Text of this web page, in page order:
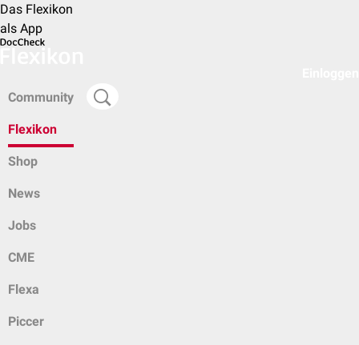
Das Flexikon
als App
Community
Flexikon
Shop
News
Jobs
CME
Flexa
Piccer